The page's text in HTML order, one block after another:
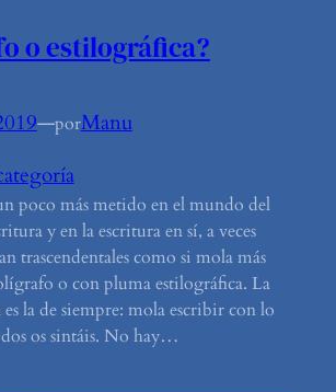
o estilográfica?
—porManu
poco más metido en el mundo del
y en la escritura en sí, a veces
trascendentales como si mola más
o con pluma estilográfica. La
es la de siempre: mola escribir con lo
os sintáis. No hay…